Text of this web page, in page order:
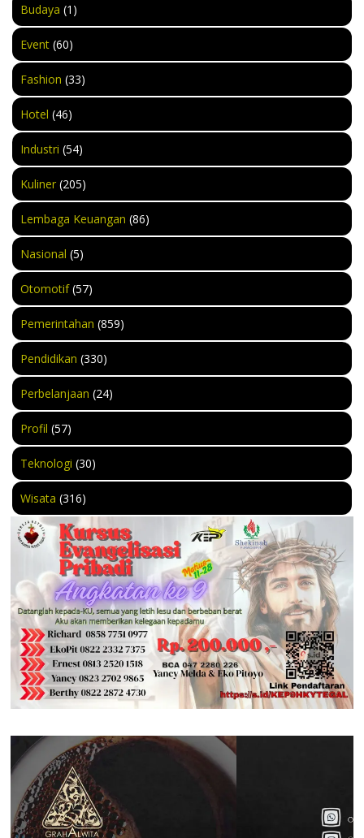
Budaya (1)
Event (60)
Fashion (33)
Hotel (46)
Industri (54)
Kuliner (205)
Lembaga Keuangan (86)
Nasional (5)
Otomotif(57)
Pemerintahan (859)
Pendidikan (330)
Perbelanjaan (24)
Profil (57)
Teknologi (30)
Wisata (316)